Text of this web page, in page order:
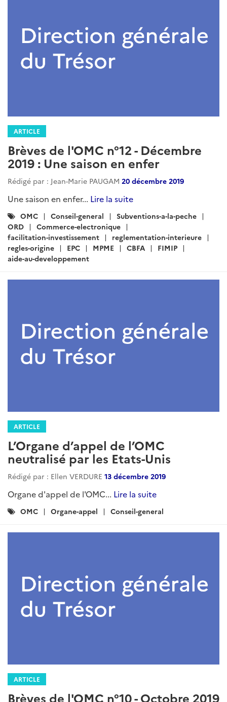
ARTICLE
Brèves de l'OMC n°12 - Décembre
2019 : Une saison en enfer
Rédigé par : Jean-Marie PAUGAM 20 décembre 2019
Une saison en enfer... Lire la suite
Catégories
:
OMC Conseil-general
Subventions-a-la-peche
ORD
Commerce-electronique
facilitation-investissement
reglementation-interieure
regles-origine
EPC MPME CBFA
FIMIP
aide-au-developpement
ARTICLE
L’Organe d’appel de l’OMC
neutralisé par les Etats-Unis
Rédigé par : Ellen VERDURE 13 décembre 2019
Organe d'appel de l'OMC... Lire la suite
Catégories
OMC Organe-appel Conseil-general
ARTICLE
Brèves de l'OMC n°10 - Octobre 2019